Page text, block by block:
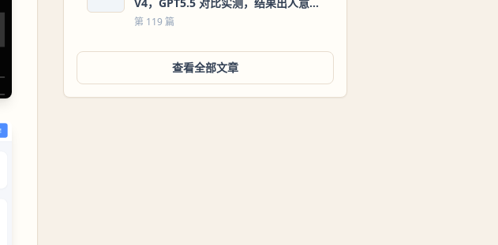
料！
第 119 篇
查看全部文章